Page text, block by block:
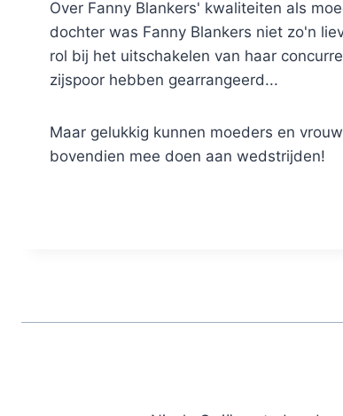
Over Fanny Blankers' kwaliteiten als
dochter was Fanny Blankers niet zo'n
rol bij het uitschakelen van haar
zijspoor hebben gearrangeerd...
Maar gelukkig kunnen moeders en
bovendien mee doen aan wedstrijden!